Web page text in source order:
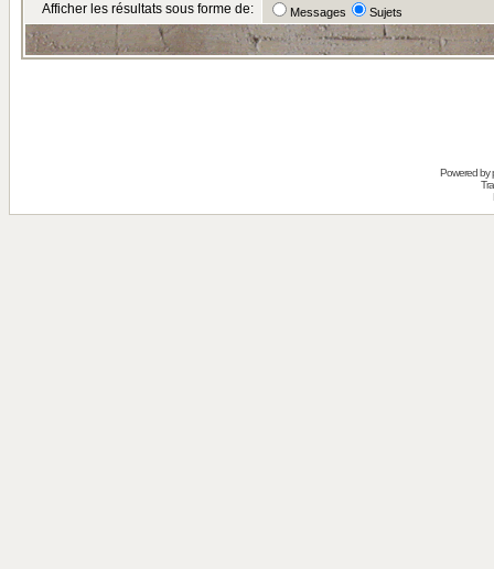
Afficher les résultats sous forme de: Messages Sujets
Powered by